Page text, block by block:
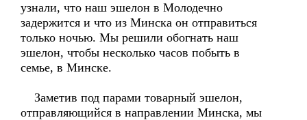
узнали, что наш эшелон в Молодечно
задержится и что из Минска он отправиться
только ночью. Мы решили обогнать наш
эшелон, чтобы несколько часов побыть в
семье, в Минске.
Заметив под парами товарный эшелон,
отправляющийся в направлении Минска, мы